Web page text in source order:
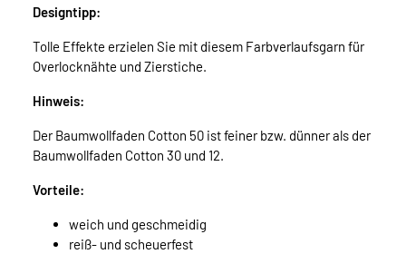
Designtipp:
Tolle Effekte erzielen Sie mit diesem Farbverlaufsgarn für
Overlocknähte und Zierstiche.
Hinweis:
Der Baumwollfaden Cotton 50 ist feiner bzw. dünner als der
Baumwollfaden Cotton 30 und 12.
Vorteile:
weich und geschmeidig
reiß- und scheuerfest